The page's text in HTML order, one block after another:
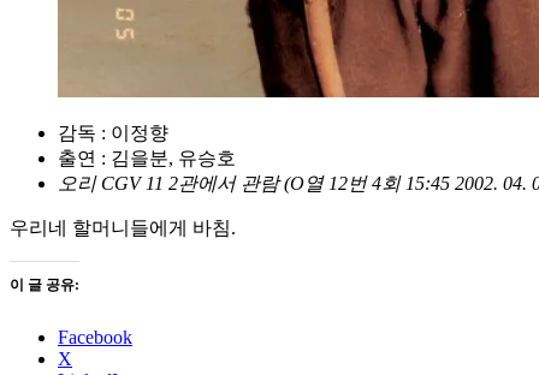
감독 : 이정향
출연 : 김을분, 유승호
오리 CGV 11 2관에서 관람 (O열 12번 4회 15:45 2002. 04.
우리네 할머니들에게 바침.
이 글 공유:
Facebook
X